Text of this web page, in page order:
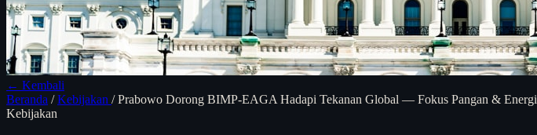
← Kembali
Beranda / Kebijakan / Prabowo Dorong BIMP-EAGA Hadapi Tekanan Global — Fokus Pangan & Energi
Kebijakan